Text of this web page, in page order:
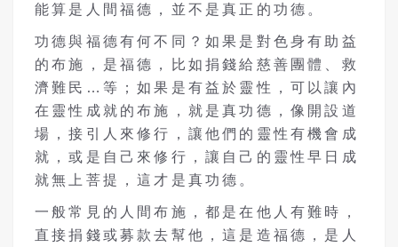
能算是人間福德，並不是真正的功德。
功德與福德有何不同？如果是對色身有助益
的布施，是福德，比如捐錢給慈善團體、救
濟難民…等；如果是有益於靈性，可以讓內
在靈性成就的布施，就是真功德，像開設道
場，接引人來修行，讓他們的靈性有機會成
就，或是自己來修行，讓自己的靈性早日成
就無上菩提，這才是真功德。
一般常見的人間布施，都是在他人有難時，
直接捐錢或募款去幫他，這是造福德，是人